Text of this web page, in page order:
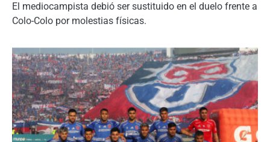
El mediocampista debió ser sustituido en el duelo frente a
Colo-Colo por molestias físicas.